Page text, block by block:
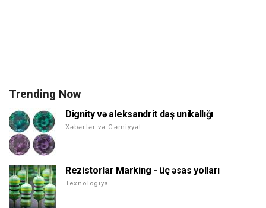
Trending Now
Dignity və aleksandrit daş unikallığı
Xəbərlər və Cəmiyyət
Rezistorlar Marking - üç əsas yolları
Texnologiya